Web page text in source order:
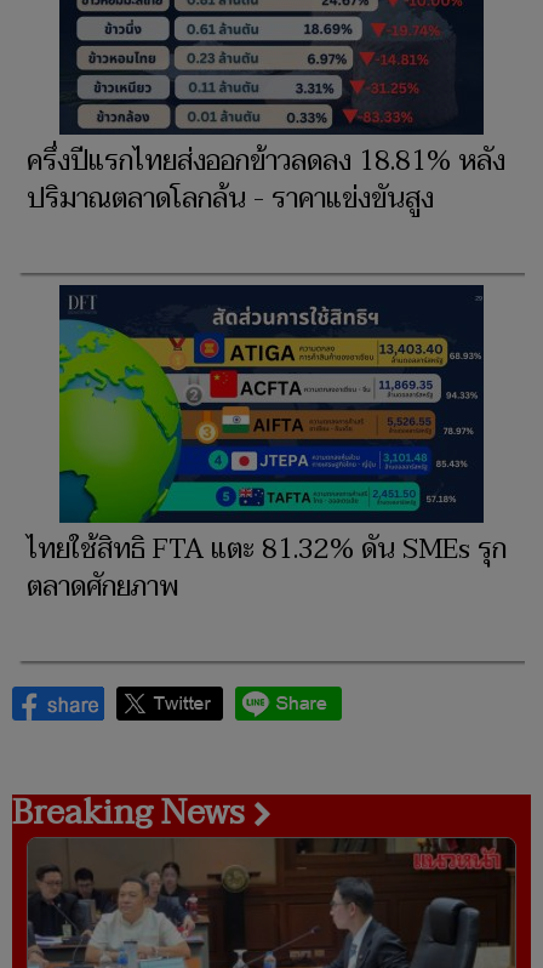
ครึ่งปีแรกไทยส่งออกข้าวลดลง 18.81% หลัง
ปริมาณตลาดโลกล้น - ราคาแข่งขันสูง
ไทยใช้สิทธิ FTA แตะ 81.32% ดัน SMEs รุก
ตลาดศักยภาพ
Breaking News